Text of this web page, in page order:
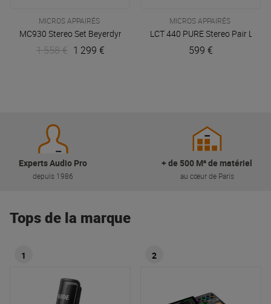
MICROS APPAIRÉS
MC930 Stereo Set Beyerdynamic
1 558 € 1 299 €
MICROS APPAIRÉS
LCT 440 PURE Stereo Pair Lewitt
599 €
Experts Audio Pro
depuis 1986
+ de 500 M² de matériel
au cœur de Paris
Tops de la marque
1 2